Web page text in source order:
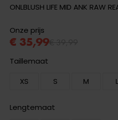
ONLBLUSH LIFE MID ANK RAW
Onze prijs
€ 35,99
Taillemaat
XS
S M L
Lengtemaat